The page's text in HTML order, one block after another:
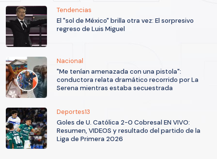
Tendencias
El "sol de México" brilla otra vez: El sorpresivo
regreso de Luis Miguel
Nacional
"Me tenían amenazada con una pistola":
conductora relata dramático recorrido por La
Serena mientras estaba secuestrada
Deportes13
Goles de U. Católica 2-0 Cobresal EN VIVO:
Resumen, VIDEOS y resultado del partido de la
Liga de Primera 2026